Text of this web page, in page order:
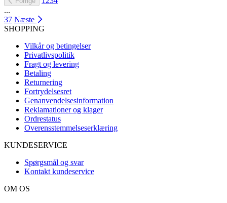
...
37 Næste
SHOPPING
Vilkår og betingelser
Privatlivspolitik
Fragt og levering
Betaling
Returnering
Fortrydelsesret
Genanvendelsesinformation
Reklamationer og klager
Ordrestatus
Overensstemmelseserklæring
KUNDESERVICE
Spørgsmål og svar
Kontakt kundeservice
OM OS